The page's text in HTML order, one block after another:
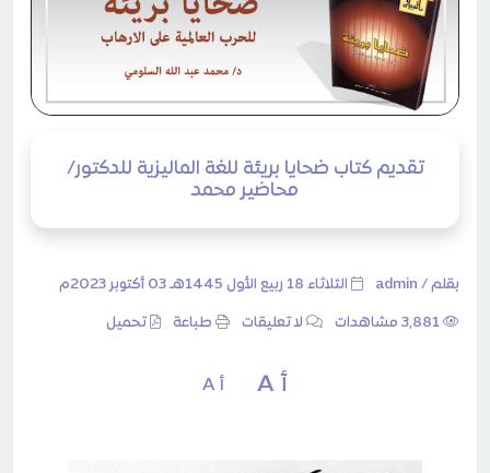
تقديم كتاب ضحايا بريئة للغة الماليزية للدكتور/
محاضير محمد
بقلم / admin الثلاثاء 18 ربيع الأول 1445هـ 03 أكتوبر 2023م
لا تعليقات طباعة تحميل
أ A أ A